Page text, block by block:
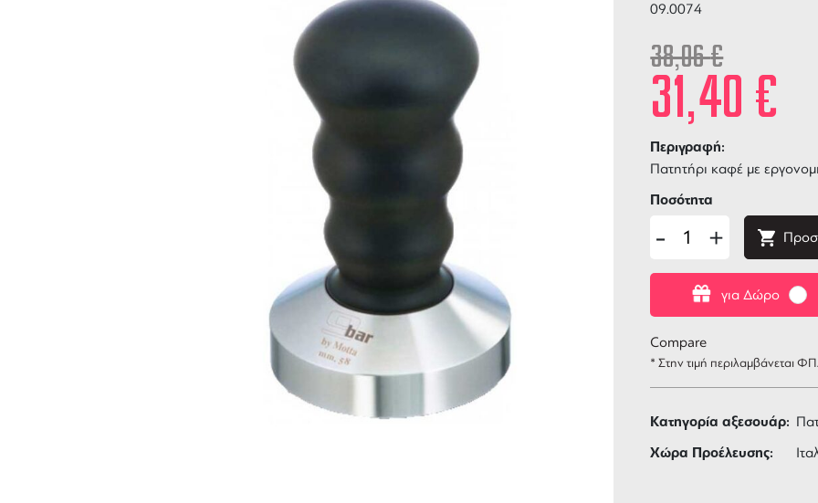
09.0074
38,06€
31,40€
Περιγραφή:
Πατητήρι καφέ με
για Δώρο
Ποσότητα
- +
Compare
* Στην τιμή περιλαμβάνεται
Κατηγορία αξεσουάρ:
Χώρα Προέλευσης: